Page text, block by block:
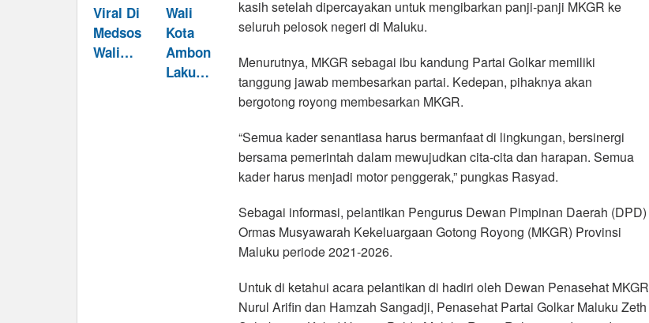
Viral Di
Medsos
Wali…
Wali
Kota
Ambon
Laku…
kasih setelah dipercayakan untuk mengibarkan panji-panji MKGR ke
seluruh pelosok negeri di Maluku.
Menurutnya, MKGR sebagai ibu kandung Partai Golkar memiliki
tanggung jawab membesarkan partai. Kedepan, pihaknya akan
bergotong royong membesarkan MKGR.
“Semua kader senantiasa harus bermanfaat di lingkungan, bersinergi
bersama pemerintah dalam mewujudkan cita-cita dan harapan. Semua
kader harus menjadi motor penggerak,” pungkas Rasyad.
Sebagai informasi, pelantikan Pengurus Dewan Pimpinan Daerah (DPD)
Ormas Musyawarah Kekeluargaan Gotong Royong (MKGR) Provinsi
Maluku periode 2021-2026.
Untuk di ketahui acara pelantikan di hadiri oleh Dewan Penasehat MKGR
Nurul Arifin dan Hamzah Sangadji, Penasehat Partai Golkar Maluku Zeth